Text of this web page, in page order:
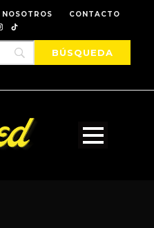
NOSOTROS CONTACTO